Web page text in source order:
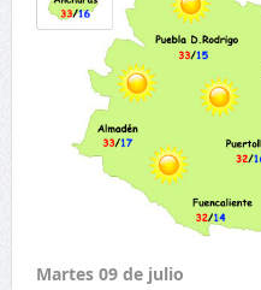
Martes 09 de julio